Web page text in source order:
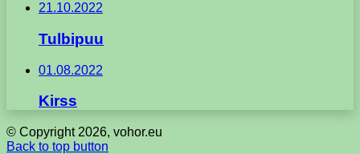
21.10.2022
Tulbipuu
01.08.2022
Kirss
© Copyright 2026, vohor.eu
Back to top button